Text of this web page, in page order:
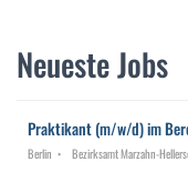
Neueste Jobs
Praktikant (m/w/d) im
Berlin Bezirksamt Marzahn-